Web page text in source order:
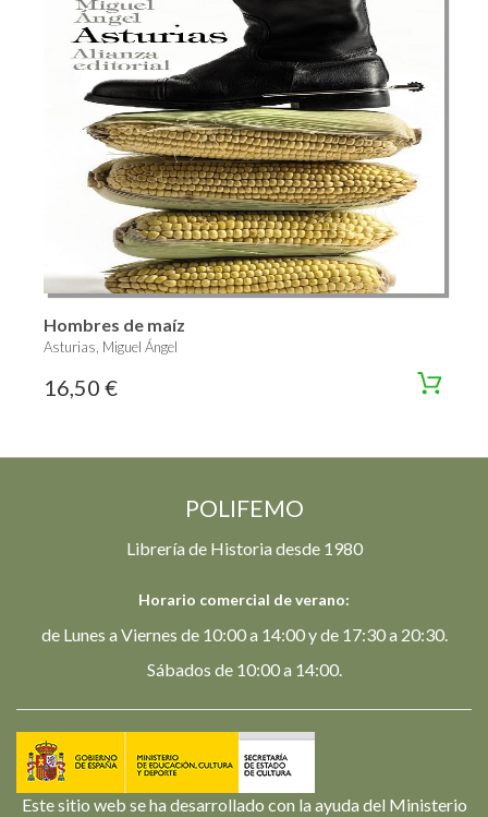
Hombres de maíz
Asturias, Miguel Ángel
16,50 €
POLIFEMO
Librería de Historia desde 1980
Horario comercial de verano:
de Lunes a Viernes de 10:00 a 14:00 y de 17:30 a 20:30.
Sábados de 10:00 a 14:00.
Este sitio web se ha desarrollado con la ayuda del Ministerio